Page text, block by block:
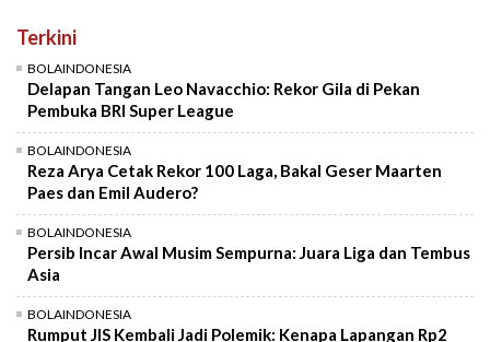
Terkini
BOLAINDONESIA
Delapan Tangan Leo Navacchio: Rekor Gila di Pekan
Pembuka BRI Super League
BOLAINDONESIA
Reza Arya Cetak Rekor 100 Laga, Bakal Geser Maarten
Paes dan Emil Audero?
BOLAINDONESIA
Persib Incar Awal Musim Sempurna: Juara Liga dan Tembus
Asia
BOLAINDONESIA
Rumput JIS Kembali Jadi Polemik: Kenapa Lapangan Rp2